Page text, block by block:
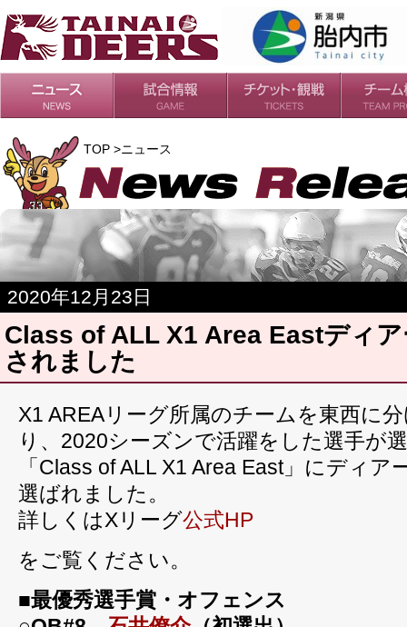
TOP >ニュース
2020年12月23日
Class of ALL X1 Area Eastディ
されました
X1 AREAリーグ所属のチームを東西に
り、2020シーズンで活躍をした選手が
「Class of ALL X1 Area East」にディ
選ばれました。
詳しくはXリーグ公式HP
をご覧ください。
■最優秀選手賞・オフェンス